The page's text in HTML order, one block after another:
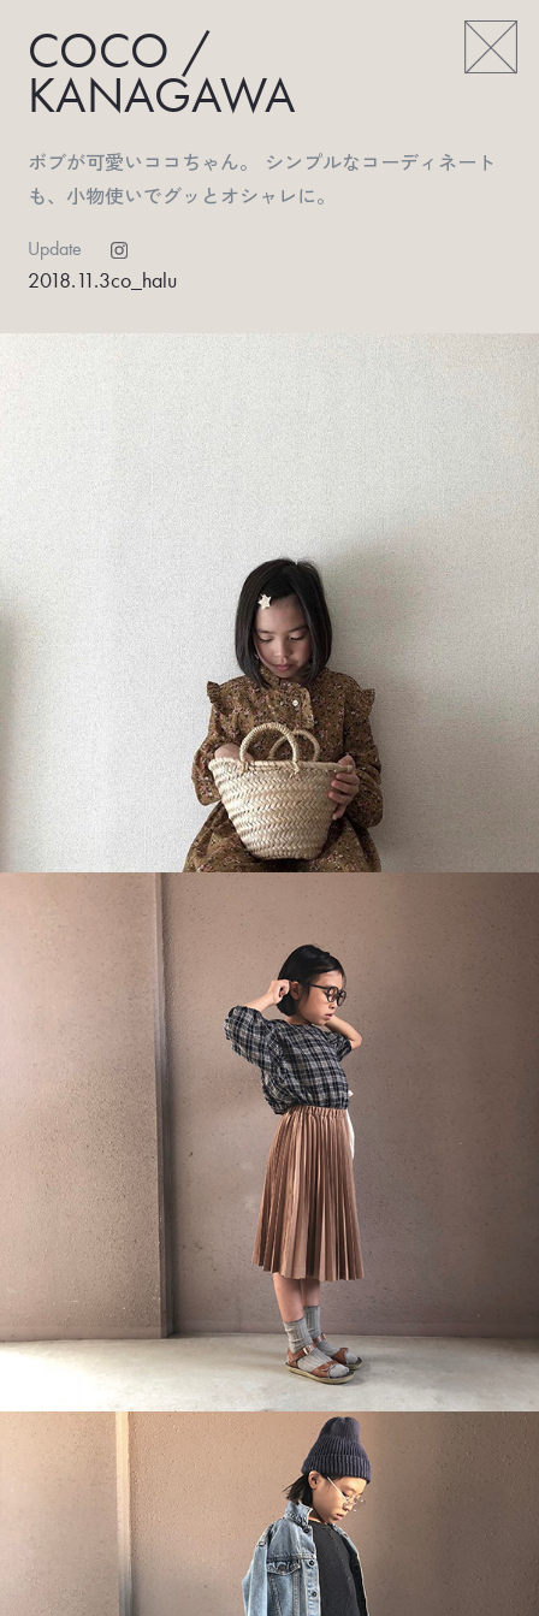
COCO /
KANAGAWA
ボブが可愛いココちゃん。 シンプルなコーディネート
も、小物使いでグッとオシャレに。
Update
2018.11.3co_halu